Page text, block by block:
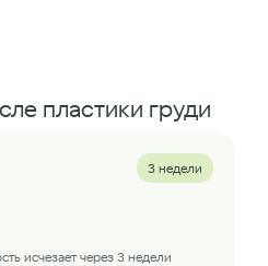
пластики груди
3 недели
исчезает через 3 недели